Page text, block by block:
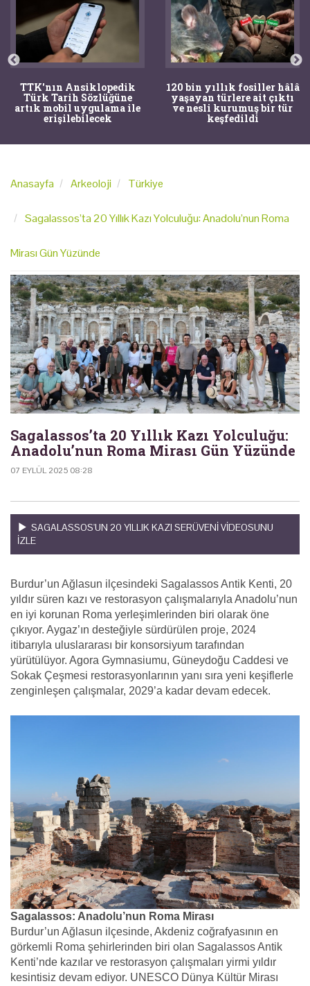
TTK'nın Ansiklopedik
Türk Tarih Sözlüğüne
artık mobil uygulama ile
erişilebilecek
120 bin yıllık fosiller hâlâ
yaşayan türlere ait çıktı
ve nesli kurumuş bir tür
keşfedildi
Anasayfa Arkeoloji Türkiye
Sagalassos’ta 20 Yıllık Kazı Yolculuğu: Anadolu’nun Roma
Mirası Gün Yüzünde
Sagalassos’ta 20 Yıllık Kazı Yolculuğu:
Anadolu’nun Roma Mirası Gün Yüzünde
07 EYLÜL 2025 08:28
SAGALASSOS'UN 20 YILLIK KAZI SERÜVENI VIDEOSUNU
IZLE
Burdur’un Ağlasun ilçesindeki Sagalassos Antik Kenti, 20
yıldır süren kazı ve restorasyon çalışmalarıyla Anadolu’nun
en iyi korunan Roma yerleşimlerinden biri olarak öne
çıkıyor. Aygaz’ın desteğiyle sürdürülen proje, 2024
itibarıyla uluslararası bir konsorsiyum tarafından
yürütülüyor. Agora Gymnasiumu, Güneydoğu Caddesi ve
Sokak Çeşmesi restorasyonlarının yanı sıra yeni keşiflerle
zenginleşen çalışmalar, 2029’a kadar devam edecek.
Sagalassos: Anadolu’nun Roma Mirası
Burdur’un Ağlasun ilçesinde, Akdeniz coğrafyasının en
görkemli Roma şehirlerinden biri olan Sagalassos Antik
Kenti’nde kazılar ve restorasyon çalışmaları yirmi yıldır
kesintisiz devam ediyor. UNESCO Dünya Kültür Mirası